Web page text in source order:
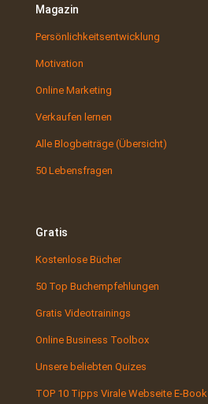
Magazin
Persönlichkeitsentwicklung
Motivation
Online Marketing
Verkaufen lernen
Alle Blogbeiträge (Übersicht)
50 Lebensfragen
Gratis
Kostenlose Bücher
50 Top Buchempfehlungen
Gratis Videotrainings
Online Business Toolbox
Unsere beliebten Quizes
TOP 10 Tipps Virale Webseite E-Book